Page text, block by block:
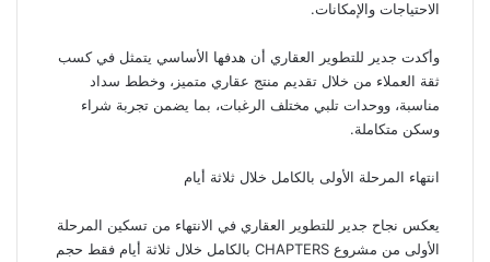
الاحتياجات والإمكانات.
وأكدت جدير للتطوير العقاري أن هدفها الأساسي يتمثل في كسب
ثقة العملاء من خلال تقديم منتج عقاري متميز، وخطط سداد
مناسبة، ووحدات تلبي مختلف الرغبات، بما يضمن تجربة شراء
وسكن متكاملة.
انتهاء المرحلة الأولى بالكامل خلال ثلاثة أيام
يعكس نجاح جدير للتطوير العقاري في الانتهاء من تسكين المرحلة
الأولى من مشروع CHAPTERS بالكامل خلال ثلاثة أيام فقط حجم